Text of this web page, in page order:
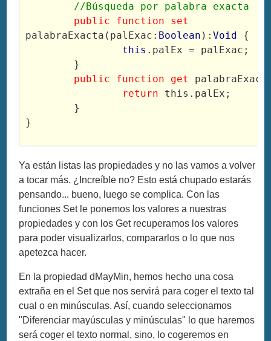
	//Búsqueda por palabra exacta
public
function
set
palabraExacta(palExac: Boolean ):Void {
this .palEx = palExac;
	}
public
function get
return this.palEx;
	}
}
Ya están listas las propiedades y no las vamos a volver
a tocar más. ¿Increíble no? Esto está chupado estarás
pensando... bueno, luego se complica. Con las
funciones Set le ponemos los valores a nuestras
propiedades y con los Get recuperamos los valores
para poder visualizarlos, compararlos o lo que nos
apetezca hacer.
En la propiedad dMayMin, hemos hecho una cosa
extraña en el Set que nos servirá para coger el texto tal
cual o en minúsculas. Así, cuando seleccionamos
"Diferenciar mayúsculas y minúsculas" lo que haremos
será coger el texto normal, sino, lo cogeremos en